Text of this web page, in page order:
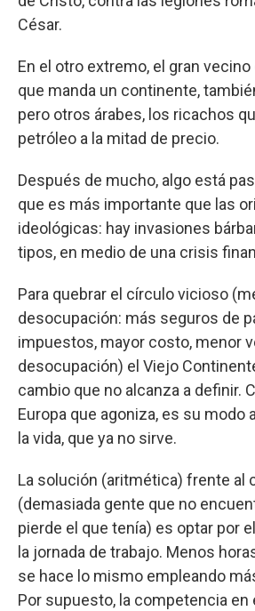
César.
En el otro extremo, el gran
que manda un continente,
pero otros árabes, los ricachos
petróleo a la mitad de precio.
Después de mucho, algo está
que es más importante que las
ideológicas: hay invasiones
tipos, en medio de una crisis
Para quebrar el círculo vicioso
desocupación: más seguros de
impuestos, mayor costo, menor
desocupación) el Viejo
cambio que no alcanza a definir.
Europa que agoniza, es su modo
la vida, que ya no sirve.
La solución (aritmética) frente al
(demasiada gente que no
pierde el que tenía) es optar por
la jornada de trabajo. Menos
se hace lo mismo empleando
Por supuesto, la competencia en